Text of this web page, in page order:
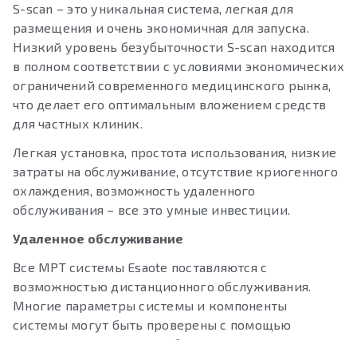
S-scan – это уникальная система, легкая для
размещения и очень экономичная для запуска.
Низкий уровень безубыточности S-scan находится
в полном соответствии с условиями экономических
ограничений современного медицинского рынка,
что делает его оптимальным вложением средств
для частных клиник.
Легкая установка, простота использования, низкие
затраты на обслуживание, отсутствие криогенного
охлаждения, возможность удаленного
обслуживания – все это умные инвестиции.
Удаленное обслуживание
Все МРТ системы Esaote поставляются с
возможностью дистанционного обслуживания.
Многие параметры системы и компоненты
системы могут быть проверены с помощью